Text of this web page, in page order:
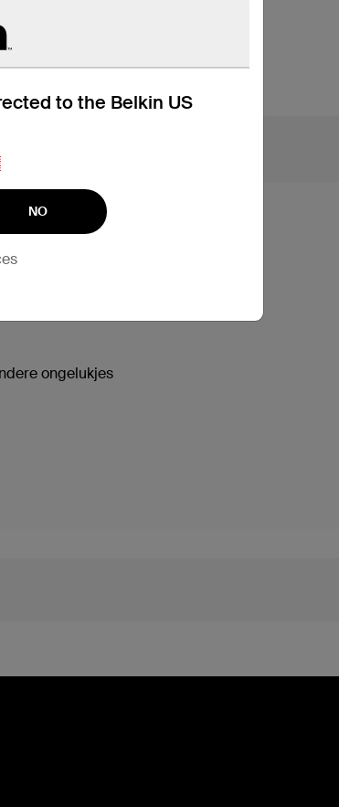
to the Belkin US
NO
ongelukjes